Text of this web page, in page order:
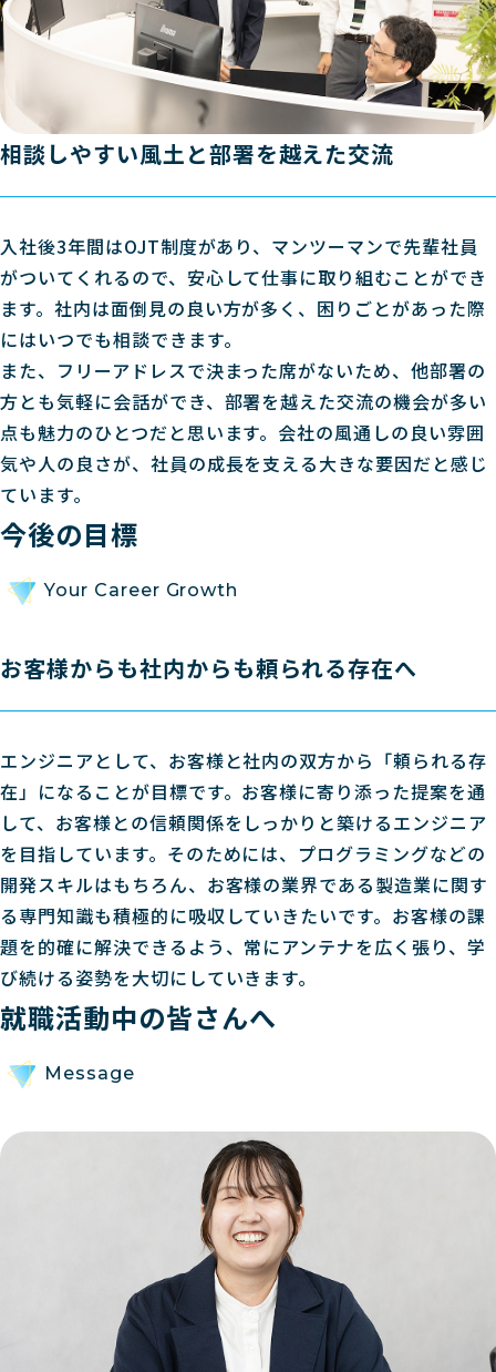
相談しやすい風土と部署を越えた交流
入社後3年間はOJT制度があり、マンツーマンで先輩社員
がついてくれるので、安心して仕事に取り組むことができ
ます。社内は面倒見の良い方が多く、困りごとがあった際
にはいつでも相談できます。
また、フリーアドレスで決まった席がないため、他部署の
方とも気軽に会話ができ、部署を越えた交流の機会が多い
点も魅力のひとつだと思います。会社の風通しの良い雰囲
気や人の良さが、社員の成長を支える大きな要因だと感じ
ています。
今後の目標
Your Career Growth
お客様からも社内からも頼られる存在へ
エンジニアとして、お客様と社内の双方から「頼られる存
在」になることが目標です。お客様に寄り添った提案を通
して、お客様との信頼関係をしっかりと築けるエンジニア
を目指しています。そのためには、プログラミングなどの
開発スキルはもちろん、お客様の業界である製造業に関す
る専門知識も積極的に吸収していきたいです。お客様の課
題を的確に解決できるよう、常にアンテナを広く張り、学
び続ける姿勢を大切にしていきます。
就職活動中の皆さんへ
Message